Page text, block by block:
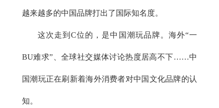
越来越多的中国品牌打出了国际知名度。
这次走到C位的，是中国潮玩品牌。海外“一
BU难求”、全球社交媒体讨论热度居高不下……中
国潮玩正在刷新着海外消费者对中国文化品牌的认
知。